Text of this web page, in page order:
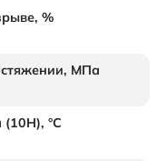
%
МПа
(10Н), °C